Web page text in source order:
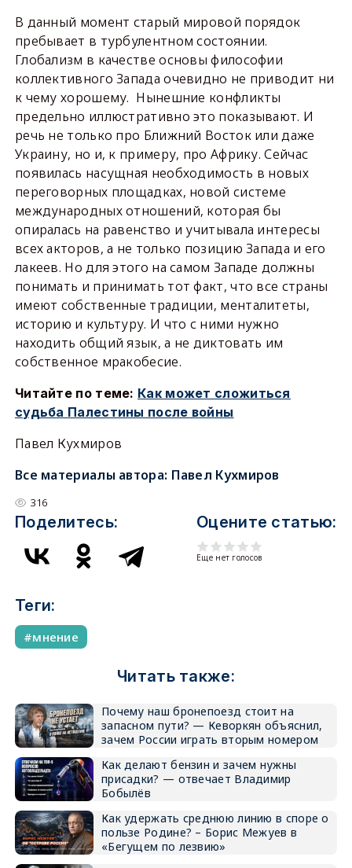
В данный момент старый мировой порядок
пребывает в турбулентном состоянии.
Глобализм в качестве основы философии
коллективного Запада очевидно не приводит ни
к чему хорошему. Нынешние конфликты
предельно иллюстративно это показывают. И
речь не только про Ближний Восток или даже
Украину, но и, к примеру, про Африку. Сейчас
появилась насущная необходимость в новых
переговорных площадках, новой системе
международных отношений, которая бы
опиралась на равенство и учитывала интересы
всех акторов, а не только позицию Запада и его
лакеев. Но для этого на самом Западе должны
понимать и принимать тот факт, что все страны
имеют собственные традиции, менталитеты,
историю и культуру. И что с ними нужно
находить общий язык, а не диктовать им
собственное мракобесие.
Читайте по теме: Как может сложиться
судьба Палестины после войны
Павел Кухмиров
Все материалы автора: Павел Кухмиров
316
Поделитесь: Оцените статью:
Еще нет голосов
Теги:
мнение
Читать также:
Почему наш бронепоезд стоит на
запасном пути? — Кеворкян объяснил,
зачем России играть вторым номером
Как делают бензин и зачем нужны
присадки? — отвечает Владимир
Бобылёв
Как удержать среднюю линию в споре о
пользе Родине? – Борис Межуев в
«Бегущем по лезвию»